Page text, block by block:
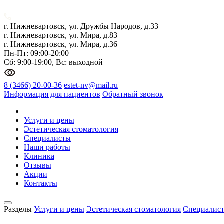
г. Нижневартовск, ул. Дружбы Народов, д.33
г. Нижневартовск, ул. Мира, д.83
г. Нижневартовск, ул. Мира, д.36
Пн-Пт: 09:00-20:00
Сб: 9:00-19:00, Вс: выходной
8 (3466) 20-00-36 estet-nv@mail.ru
Информация для пациентов Обратный звонок
Услуги и цены
Эстетическая стоматология
Специалисты
Наши работы
Клиника
Отзывы
Акции
Контакты
Разделы Услуги и цены Эстетическая стоматология